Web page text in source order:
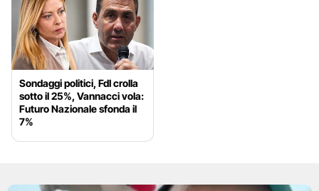
Sondaggi politici, FdI crolla
sotto il 25%, Vannacci vola:
Futuro Nazionale sfonda il
7%